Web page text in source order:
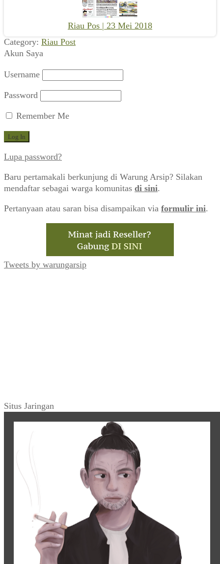
Riau Pos | 23 Mei 2018
Category: Riau Post
Akun Saya
Username
Password
Remember Me
Lupa password?
Baru pertamakali berkunjung di Warung Arsip? Silakan
mendaftar sebagai warga komunitas di sini.
Pertanyaan atau saran bisa disampaikan via formulir ini.
Tweets by warungarsip
Situs Jaringan